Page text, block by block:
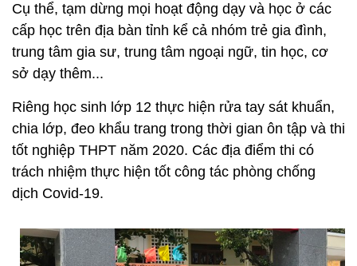
Cụ thể, tạm dừng mọi hoạt động dạy và học ở các
cấp học trên địa bàn tỉnh kể cả nhóm trẻ gia đình,
trung tâm gia sư, trung tâm ngoại ngữ, tin học, cơ
sở dạy thêm...
Riêng học sinh lớp 12 thực hiện rửa tay sát khuẩn,
chia lớp, đeo khẩu trang trong thời gian ôn tập và thi
tốt nghiệp THPT năm 2020. Các địa điểm thi có
trách nhiệm thực hiện tốt công tác phòng chống
dịch Covid-19.